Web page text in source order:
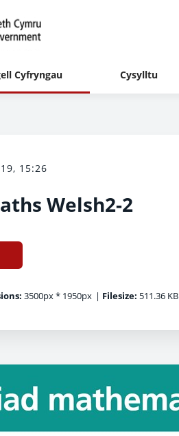
Cyfryngau Cysylltu
15:26
Welsh2-2
3500px * 1950px | Filesize: 511.36 KB